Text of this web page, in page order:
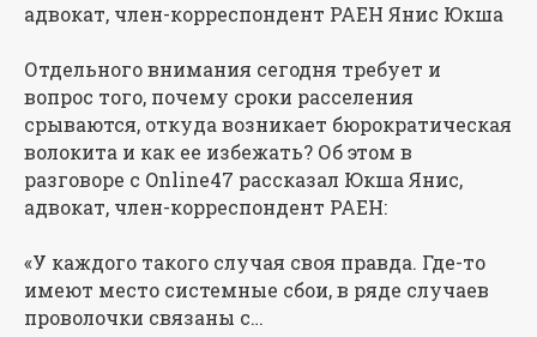
адвокат, член-корреспондент РАЕН Янис Юкша
Отдельного внимания сегодня требует и
вопрос того, почему сроки расселения
срываются, откуда возникает бюрократическая
волокита и как ее избежать? Об этом в
разговоре с Online47 рассказал Юкша Янис,
адвокат, член-корреспондент РАЕН:
«У каждого такого случая своя правда. Где-то
имеют место системные сбои, в ряде случаев
проволочки связаны с…